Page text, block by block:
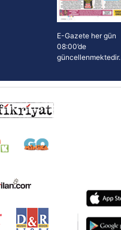
E-Gazete her gün
08:00’de
güncellenmektedir.